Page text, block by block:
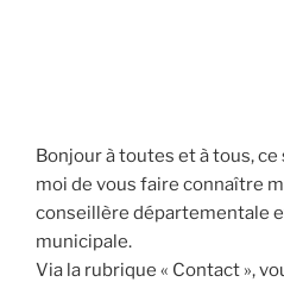
Bonjour à toutes et à tous, ce
moi de vous faire connaître
conseillère départementale
municipale.
Via la rubrique « Contact »,